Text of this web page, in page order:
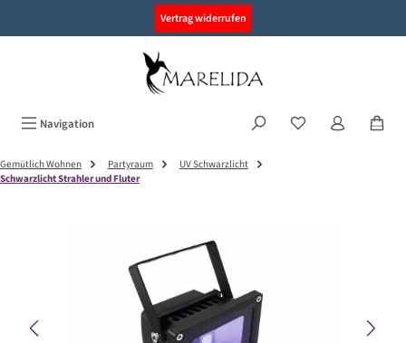
Vertrag widerrufen
Navigation
Gemütlich Wohnen Partyraum
UV Schwarzlicht
Schwarzlicht Strahler und Fluter